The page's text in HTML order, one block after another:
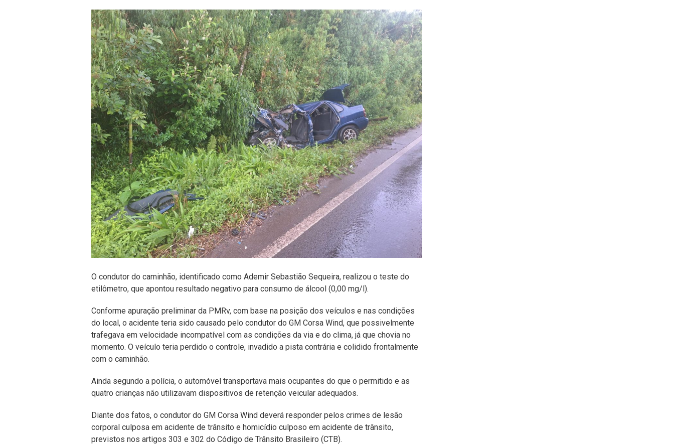
O condutor do caminhão, identificado como Ademir Sebastião Sequeira, realizou o teste do
etilômetro, que apontou resultado negativo para consumo de álcool (0,00 mg/l).
Conforme apuração preliminar da PMRv, com base na posição dos veículos e nas condições
do local, o acidente teria sido causado pelo condutor do GM Corsa Wind, que possivelmente
trafegava em velocidade incompatível com as condições da via e do clima, já que chovia no
momento. O veículo teria perdido o controle, invadido a pista contrária e colidido frontalmente
com o caminhão.
Ainda segundo a polícia, o automóvel transportava mais ocupantes do que o permitido e as
quatro crianças não utilizavam dispositivos de retenção veicular adequados.
Diante dos fatos, o condutor do GM Corsa Wind deverá responder pelos crimes de lesão
corporal culposa em acidente de trânsito e homicídio culposo em acidente de trânsito,
previstos nos artigos 303 e 302 do Código de Trânsito Brasileiro (CTB).